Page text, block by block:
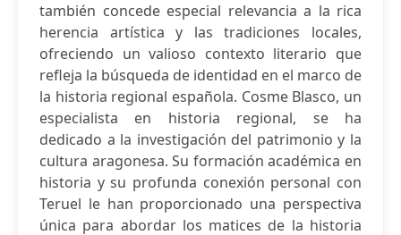
también concede especial relevancia a la rica
herencia artística y las tradiciones locales,
ofreciendo un valioso contexto literario que
refleja la búsqueda de identidad en el marco de
la historia regional española. Cosme Blasco, un
especialista en historia regional, se ha
dedicado a la investigación del patrimonio y la
cultura aragonesa. Su formación académica en
historia y su profunda conexión personal con
Teruel le han proporcionado una perspectiva
única para abordar los matices de la historia